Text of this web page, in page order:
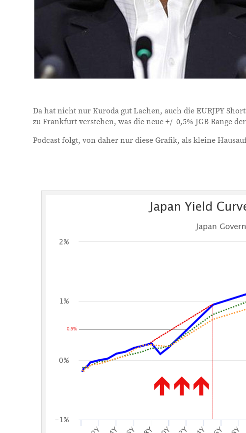
Da hat nicht nur Kuroda gut Lachen, auch die EURJPY
zu Frankfurt verstehen, was die neue +/- 0,5% JGB Range
Podcast folgt, von daher nur diese Grafik, als kleine